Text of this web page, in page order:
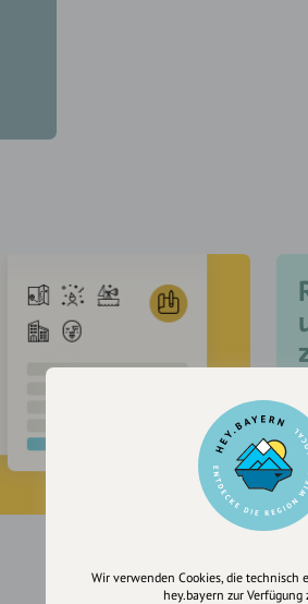
Wir verwenden Cookies, die technisch
hey.bayern zur Verfügung